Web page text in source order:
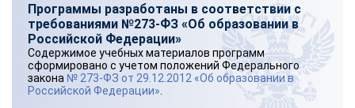
Программы разработаны в соответствии с
требованиями №273-ФЗ «Об образовании в
Российской Федерации»
Содержимое учебных материалов программ
сформировано с учетом положений Федерального
закона № 273-ФЗ от 29.12.2012 «Об образовании в
Российской Федерации»